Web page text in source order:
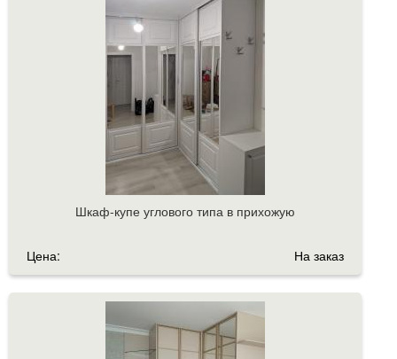
Шкаф-купе углового типа в прихожую
Цена: На заказ